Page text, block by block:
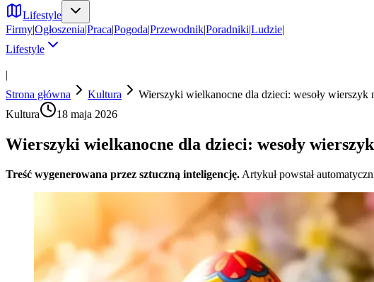
Lifestyle
Firmy|Ogłoszenia|Praca|Pogoda|Przewodnik|Poradniki|Ludzie|
Lifestyle
|
Strona główna
Kultura
Wierszyki wielkanocne dla dzieci: wesoły wierszyk
Kultura
18 maja 2026
Wierszyki wielkanocne dla dzieci: wesoły
Treść wygenerowana przez sztuczną inteligencję. Artykuł powstał